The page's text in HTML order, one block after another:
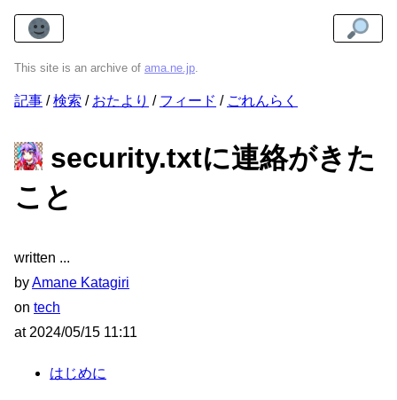
This site is an archive of ama.ne.jp.
記事 検索 おたより フィード ごれんらく
security.txtに連絡がきた
こと
written
byAmane Katagiri
on tech
at 2024/05/15 11:11
はじめに